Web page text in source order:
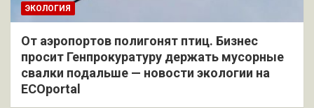
ЭКОЛОГИЯ
От аэропортов полигонят птиц. Бизнес
просит Генпрокуратуру держать мусорные
свалки подальше — новости экологии на
ECOportal